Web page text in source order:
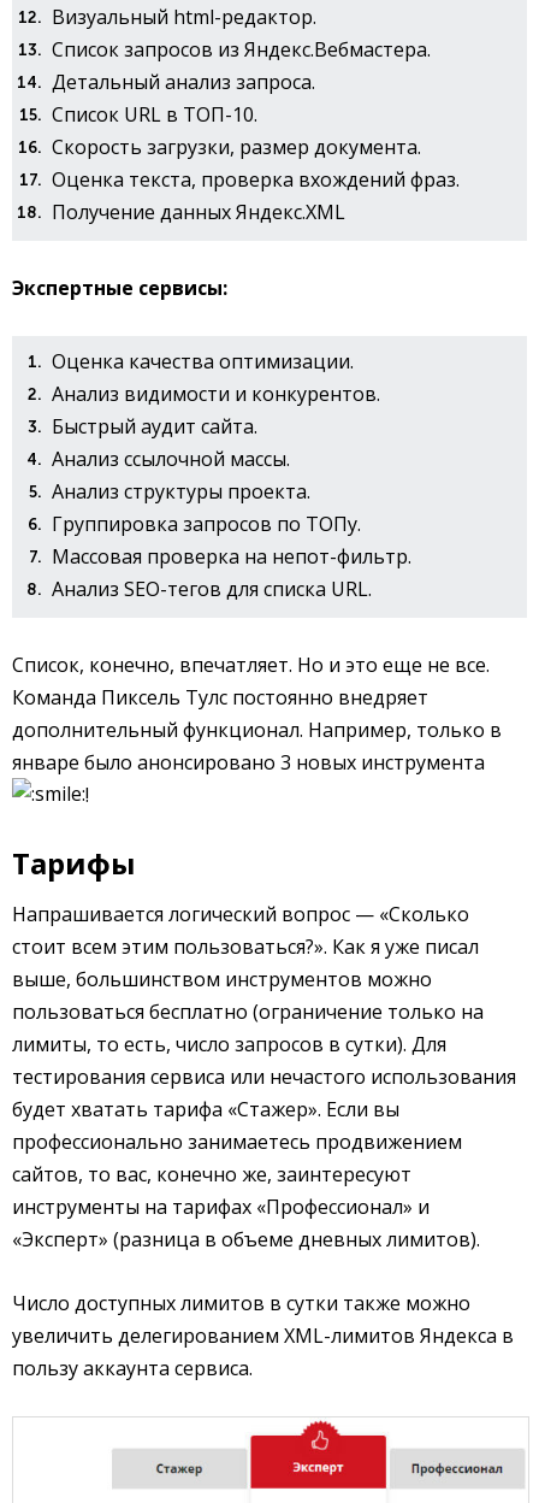
Визуальный html-редактор.
Список запросов из Яндекс.Вебмастера.
Детальный анализ запроса.
Список URL в ТОП-10.
Скорость загрузки, размер документа.
Оценка текста, проверка вхождений фраз.
Получение данных Яндекс.XML
Экспертные сервисы:
Оценка качества оптимизации.
Анализ видимости и конкурентов.
Быстрый аудит сайта.
Анализ ссылочной массы.
Анализ структуры проекта.
Группировка запросов по ТОПу.
Массовая проверка на непот-фильтр.
Анализ SEO-тегов для списка URL.
Список, конечно, впечатляет. Но и это еще не все.
Команда Пиксель Тулс постоянно внедряет
дополнительный функционал. Например, только в
январе было анонсировано 3 новых инструмента
!
Тарифы
Напрашивается логический вопрос — «Сколько
стоит всем этим пользоваться?». Как я уже писал
выше, большинством инструментов можно
пользоваться бесплатно (ограничение только на
лимиты, то есть, число запросов в сутки). Для
тестирования сервиса или нечастого использования
будет хватать тарифа «Стажер». Если вы
профессионально занимаетесь продвижением
сайтов, то вас, конечно же, заинтересуют
инструменты на тарифах «Профессионал» и
«Эксперт» (разница в объеме дневных лимитов).
Число доступных лимитов в сутки также можно
увеличить делегированием XML-лимитов Яндекса в
пользу аккаунта сервиса.